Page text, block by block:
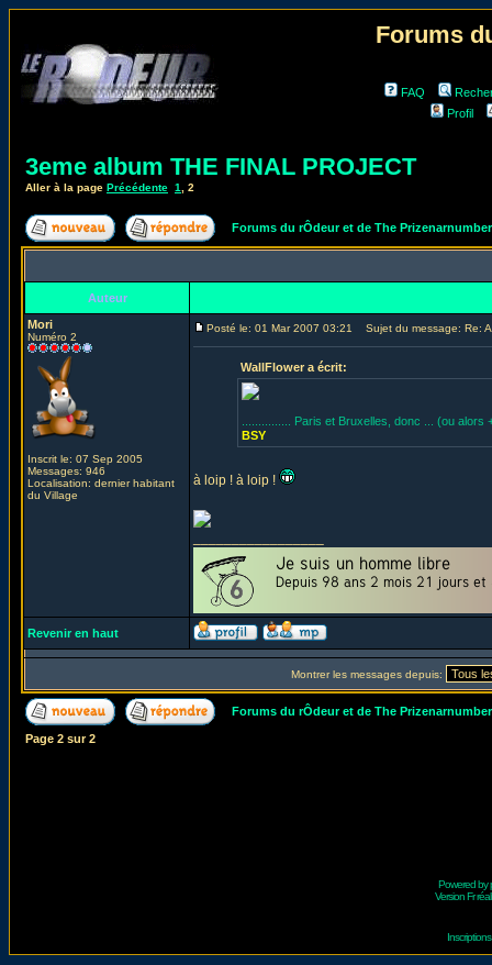
Forums
FAQ
Profil
3eme album THE FINAL PROJECT
Aller à la page Précédente 1 2
Forums du rÔdeur et de The
Auteur
Mori
Numéro 2
Inscrit le: 07 Sep 2005
Messages: 946
Localisation: dernier habitant
du Village
Posté le: 01 Mar 2007 03:21 Sujet du message: Re:
WallFlower a écrit:
............... Paris et Bruxelles, donc ... (ou alors
BSY
à loip ! à loip !
Revenir en haut
Montrer les messages depuis:
Forums du rÔdeur et de The
Page 2 sur2
Powered by
Version Fr